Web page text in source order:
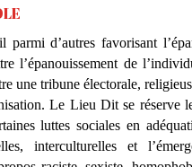
d’autres favorisant
l’épanouissement de
une tribune électorale,
Le Lieu Dit se réserve
luttes sociales en
interculturelles et